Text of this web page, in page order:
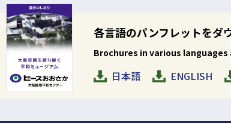
各言語のパンフレットをダ
Brochures in various
日本語 ENGLISH